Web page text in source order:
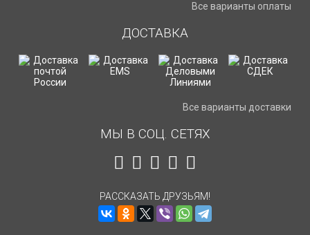
Все варианты оплаты
ДОСТАВКА
Все варианты доставки
МЫ В СОЦ. СЕТЯХ
РАССКАЗАТЬ ДРУЗЬЯМ!